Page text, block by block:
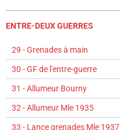
ENTRE-DEUX GUERRES
29 - Grenades à main
30 - GF de l'entre-guerre
31 - Allumeur Bourny
32 - Allumeur Mle 1935
33 - Lance grenades Mle 1937